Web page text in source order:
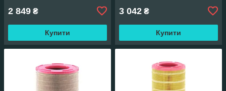
2 849 ₴
Купити
3 042 ₴
Купити